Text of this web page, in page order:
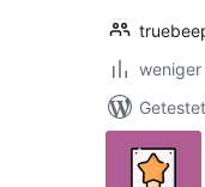
weniger